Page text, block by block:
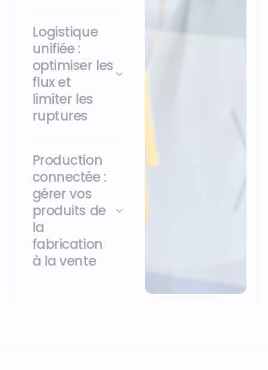
Logistique
unifiée :
optimiser les
flux et
limiter les
ruptures
Production
connectée :
gérer vos
produits de
la
fabrication
à la vente